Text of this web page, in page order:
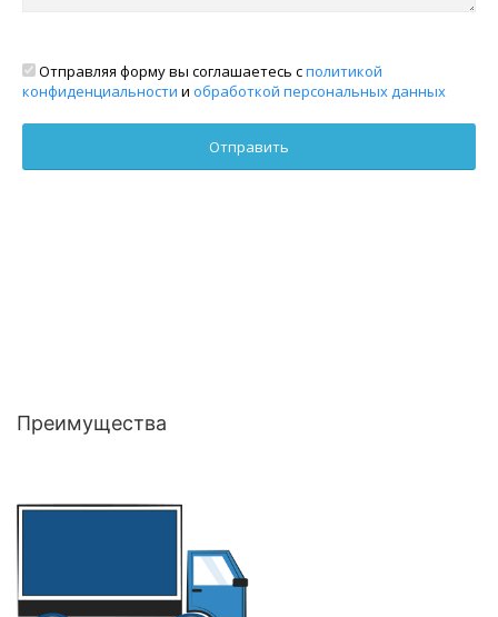
Отправляя форму вы соглашаетесь сполитикой
конфиденциальности и обработкой персональных данных
Преимущества